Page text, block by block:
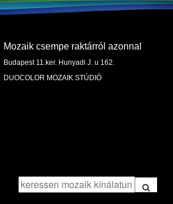
Mozaik csempe raktárról azonnal
Budapest 11.ker. Hunyadi J. u 162.
DUOCOLOR MOZAIK STÚDIÓ